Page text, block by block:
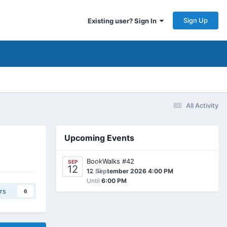
Existing user? Sign In Sign Up
All Activity
6
Upcoming Events
SEP
12 0
BookWalks #42
12 September 2026 4:00 PM
Until 6:00 PM